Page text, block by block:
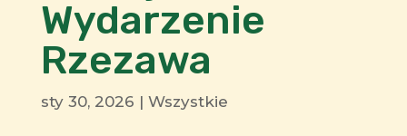
Wydarzenie
Rzezawa
sty 30, 2026 | Wszystkie